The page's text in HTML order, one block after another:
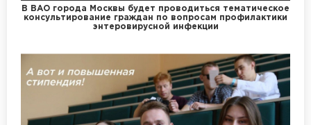
В ВАО города Москвы будет проводиться тематическое
консультирование граждан по вопросам профилактики
энтеровирусной инфекции